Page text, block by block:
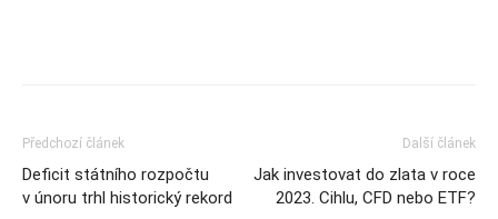
Předchozí článek
Deficit státního rozpočtu
v únoru trhl historický rekord
Další článek
Jak investovat do zlata v roce
2023. Cihlu, CFD nebo ETF?